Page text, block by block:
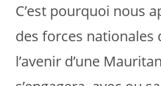
C’est pourquoi nous
des forces nationales
l’avenir d’une